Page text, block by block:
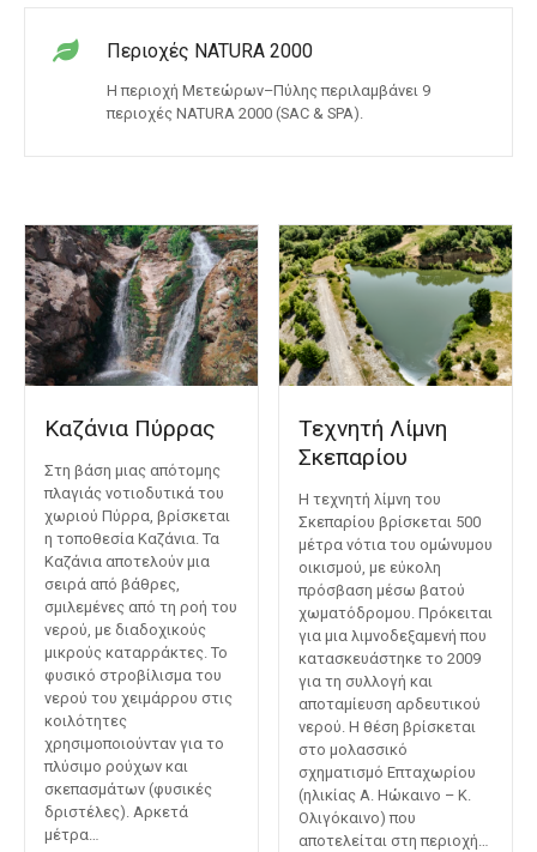
Περιοχές NATURA 2000
Η περιοχή Μετεώρων–Πύλης περιλαμβάνει 9
περιοχές NATURA 2000 (SAC & SPA).
Καζάνια Πύρρας
Στη βάση μιας απότομης
πλαγιάς νοτιοδυτικά του
χωριού Πύρρα, βρίσκεται
η τοποθεσία Καζάνια. Τα
Καζάνια αποτελούν μια
σειρά από βάθρες,
σμιλεμένες από τη ροή του
νερού, με διαδοχικούς
μικρούς καταρράκτες. Το
φυσικό στροβίλισμα του
νερού του χειμάρρου στις
κοιλότητες
χρησιμοποιούνταν για το
πλύσιμο ρούχων και
σκεπασμάτων (φυσικές
δριστέλες). Αρκετά
μέτρα…
Τεχνητή Λίμνη
Σκεπαρίου
Η τεχνητή λίμνη του
Σκεπαρίου βρίσκεται 500
μέτρα νότια του ομώνυμου
οικισμού, με εύκολη
πρόσβαση μέσω βατού
χωματόδρομου. Πρόκειται
για μια λιμνοδεξαμενή που
κατασκευάστηκε το 2009
για τη συλλογή και
αποταμίευση αρδευτικού
νερού. Η θέση βρίσκεται
στο μολασσικό
σχηματισμό Επταχωρίου
(ηλικίας Α. Ηώκαινο – Κ.
Ολιγόκαινο) που
αποτελείται στη περιοχή…